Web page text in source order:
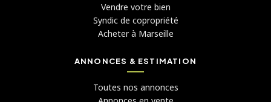
Vendre votre bien
Syndic de copropriété
Acheter à Marseille
ANNONCES & ESTIMATION
Toutes nos annonces